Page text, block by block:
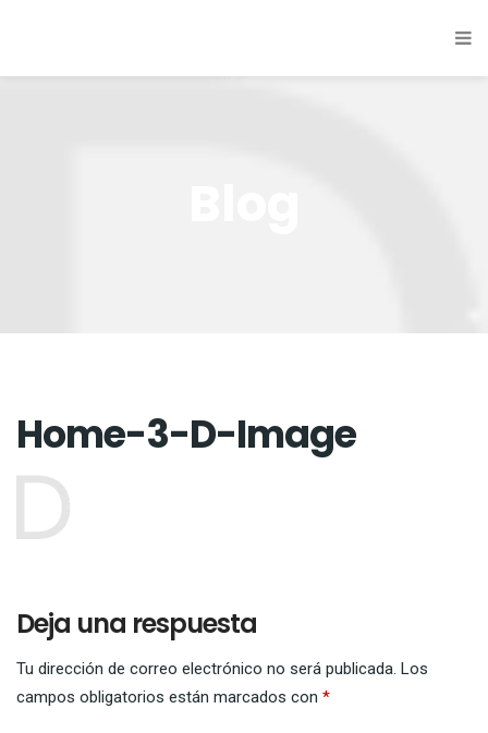
Home-3-D-Image
Deja una respuesta
Tu dirección de correo electrónico no será publicada. Los
campos obligatorios están marcados con *